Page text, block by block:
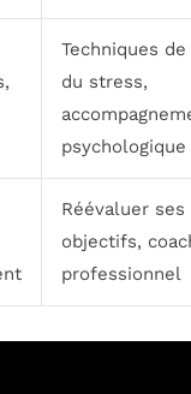
Techniques
du stress,
psychologique
Réévaluer ses
objectifs,
professionnel